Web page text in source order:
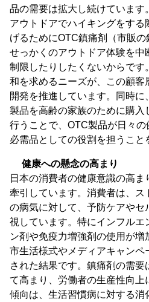
品の需要は拡大し続けています
アウトドアでハイキングをする
げるためにOTC鎮痛剤（市販の
せっかくのアウトドア体験を中
制限したりしたくないからです
和を求めるニーズが、この顧客
開発を推進しています。同時
製品を高齢の家族のために購入
行うことで、OTC製品が日々
必需品としての役割を担うこと
健康への懸念の高まり
日本の消費者の健康意識の高
牽引しています。消費者は、
の病気に対して、予防ケアや
視しています。特にインフルエ
ン剤や免疫力増強剤の使用が
市生活様式やメディアキャンペ
された結果です。鎮痛剤の需要
て高まり、労働者の生産性向
傾向は、生活習慣病に対する